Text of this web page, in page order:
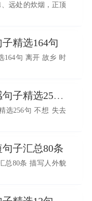
远处的炊烟，正顶
同时也溢向我的心
精选164句
164句 离开 故乡 时
的一生拥有；朋友
​不想失去的伤感句子精选256句
选256句 不想 失去
场梦罢了，好快，
子汇总80条
总80条 描写人外貌
的大大的双眼皮儿